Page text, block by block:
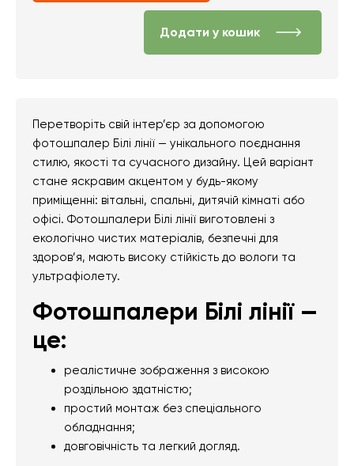
Додати у кошик
Перетворіть свій інтер’єр за допомогою
фотошпалер Білі лінії — унікального поєднання
стилю, якості та сучасного дизайну. Цей варіант
стане яскравим акцентом у будь-якому
приміщенні: вітальні, спальні, дитячій кімнаті або
офісі. Фотошпалери Білі лінії виготовлені з
екологічно чистих матеріалів, безпечні для
здоров’я, мають високу стійкість до вологи та
ультрафіолету.
Фотошпалери Білі лінії —
це:
реалістичне зображення з високою
роздільною здатністю;
простий монтаж без спеціального
обладнання;
довговічність та легкий догляд.